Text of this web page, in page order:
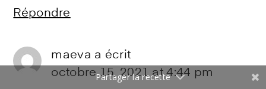
Répondre
maeva a écrit
octobre 15, 2021 at 4:44 pm
Partager la recette